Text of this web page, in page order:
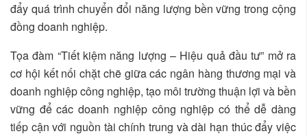
đẩy quá trình chuyển đổi năng lượng bền vững trong cộng
đồng doanh nghiệp.
Tọa đàm “Tiết kiệm năng lượng – Hiệu quả đầu tư” mở ra
cơ hội kết nối chặt chẽ giữa các ngân hàng thương mại và
doanh nghiệp công nghiệp, tạo môi trường thuận lợi và bền
vững để các doanh nghiệp công nghiệp có thể dễ dàng
tiếp cận với nguồn tài chính trung và dài hạn thúc đẩy việc